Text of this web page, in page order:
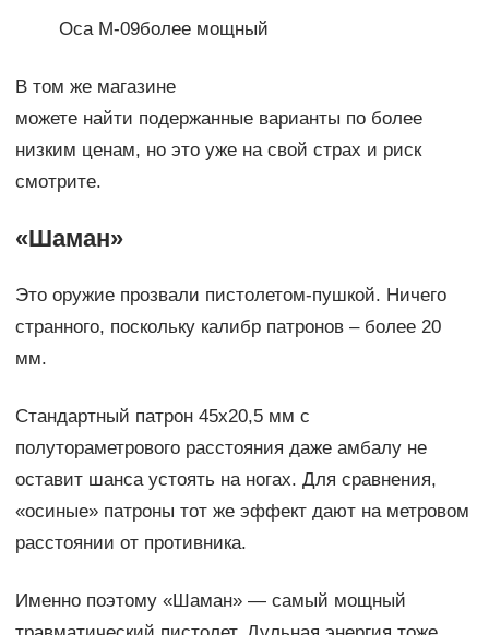
Оса М-09более мощный
В том же магазине
можете найти подержанные варианты по более
низким ценам, но это уже на свой страх и риск
смотрите.
«Шаман»
Это оружие прозвали пистолетом-пушкой. Ничего
странного, поскольку калибр патронов – более 20
мм.
Стандартный патрон 45х20,5 мм с
полутораметрового расстояния даже амбалу не
оставит шанса устоять на ногах. Для сравнения,
«осиные» патроны тот же эффект дают на метровом
расстоянии от противника.
Именно поэтому «Шаман» — самый мощный